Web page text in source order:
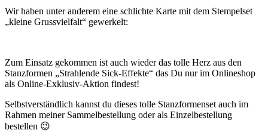
Wir haben unter anderem eine schlichte Karte mit dem Stempelset
„kleine Grussvielfalt“ gewerkelt:
Zum Einsatz gekommen ist auch wieder das tolle Herz aus den
Stanzformen „Strahlende Sick-Effekte“ das Du nur im Onlineshop
als Online-Exklusiv-Aktion findest!
Selbstverständlich kannst du dieses tolle Stanzformenset auch im
Rahmen meiner Sammelbestellung oder als Einzelbestellung
bestellen 😉